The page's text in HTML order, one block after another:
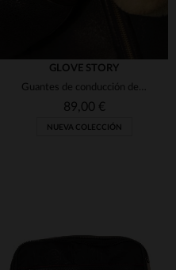
TALLAS DISPONIBLES
GLOVE STORY
Guantes de conducción de cuero negros
89,00 €
NUEVA COLECCIÓN